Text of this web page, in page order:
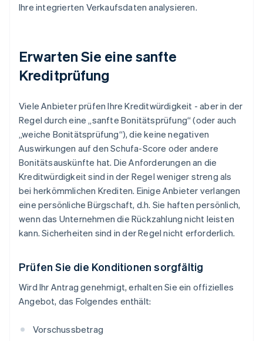
Ihre integrierten Verkaufsdaten analysieren.
Erwarten Sie eine sanfte
Kreditprüfung
Viele Anbieter prüfen Ihre Kreditwürdigkeit - aber in der
Regel durch eine „sanfte Bonitätsprüfung“ (oder auch
„weiche Bonitätsprüfung“), die keine negativen
Auswirkungen auf den Schufa-Score oder andere
Bonitätsauskünfte hat. Die Anforderungen an die
Kreditwürdigkeit sind in der Regel weniger streng als
bei herkömmlichen Krediten. Einige Anbieter verlangen
eine persönliche Bürgschaft, d.h. Sie haften persönlich,
wenn das Unternehmen die Rückzahlung nicht leisten
kann. Sicherheiten sind in der Regel nicht erforderlich.
Prüfen Sie die Konditionen sorgfältig
Wird Ihr Antrag genehmigt, erhalten Sie ein offizielles
Angebot, das Folgendes enthält:
Vorschussbetrag